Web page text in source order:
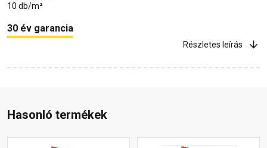
10 db/m²
30 év garancia
Részletes leírás
Hasonló termékek